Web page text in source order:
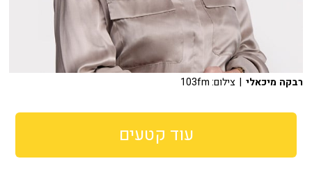
רבקה מיכאלי | צילום: 103fm
עוד קטעים